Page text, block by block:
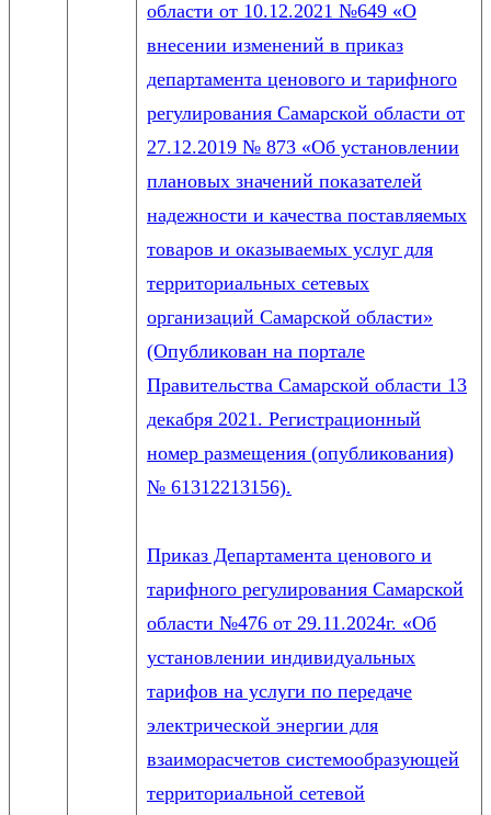
области от 10.12.2021 №649 «О
внесении изменений в приказ
департамента ценового и тарифного
регулирования Самарской области от
27.12.2019 № 873 «Об установлении
плановых значений показателей
надежности и качества поставляемых
товаров и оказываемых услуг для
территориальных сетевых
организаций Самарской области»
(Опубликован на портале
Правительства Самарской области 13
декабря 2021. Регистрационный
номер размещения (опубликования)
№ 61312213156).
Приказ Департамента ценового и
тарифного регулирования Самарской
области №476 от 29.11.2024г. «Об
установлении индивидуальных
тарифов на услуги по передаче
электрической энергии для
взаиморасчетов системообразующей
территориальной сетевой